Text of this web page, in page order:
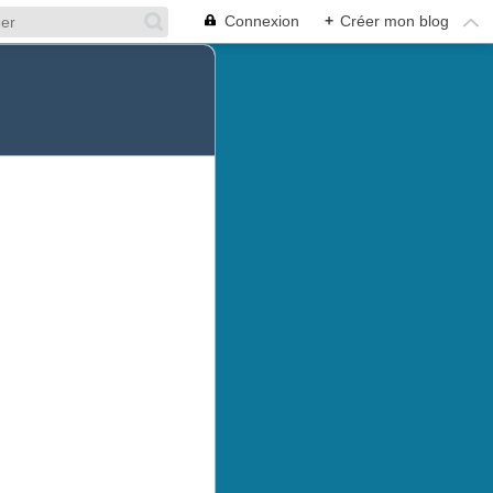
Connexion + Créer mon blog